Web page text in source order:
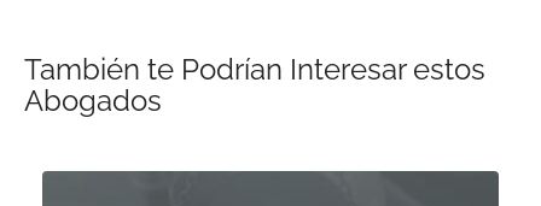
También te Podrían Interesar estos
Abogados